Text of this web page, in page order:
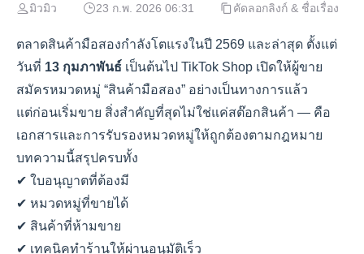
มิวมิว 23 ก.พ. 2026 06:31 คัดลอกลิงก์ & ชื่อเรื่อง